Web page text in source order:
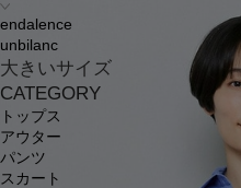
endalence
unbilanc
大きいサイズ
CATEGORY
トップス
アウター
パンツ
スカート